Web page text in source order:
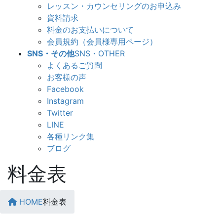
レッスン・カウンセリングのお申込み
資料請求
料金のお支払いについて
会員規約（会員様専用ページ）
SNS・その他SNS・OTHER
よくあるご質問
お客様の声
Facebook
Instagram
Twitter
LINE
各種リンク集
ブログ
料金表
HOME料金表